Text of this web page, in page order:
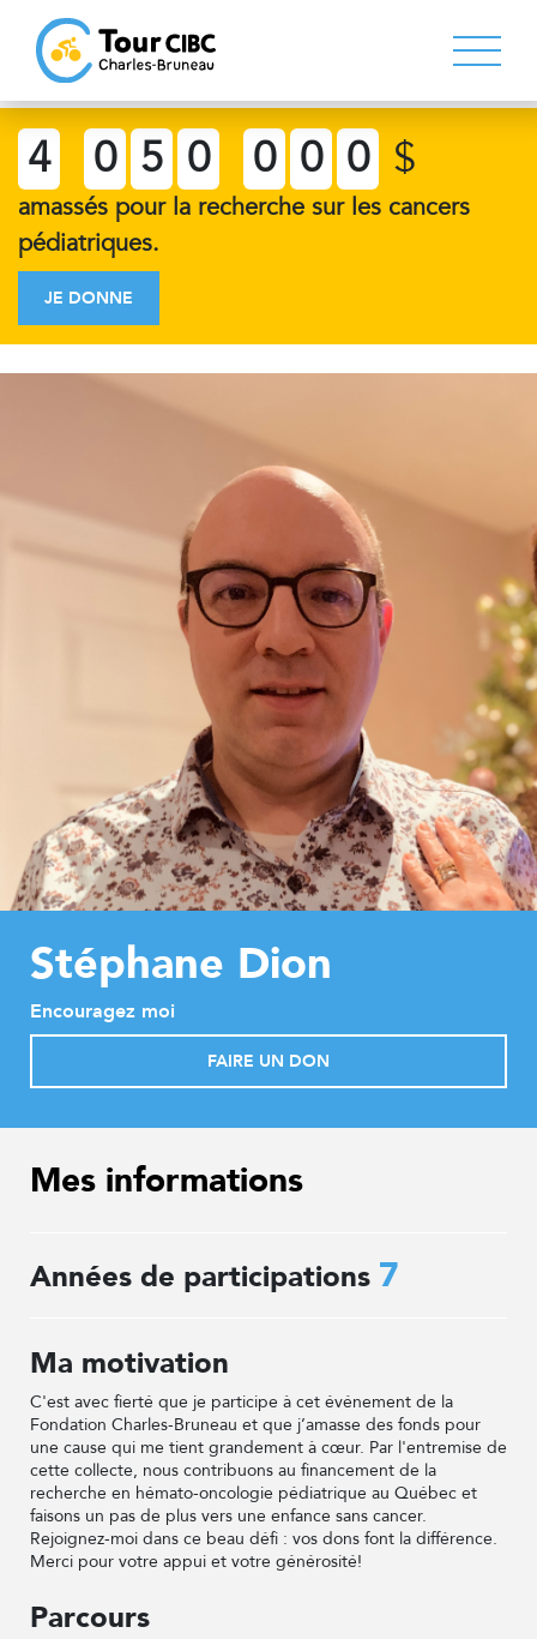
4 0 5 0 0 0 0 $
amassés pour la recherche sur les cancers
pédiatriques.
JE DONNE
Stéphane Dion
Encouragez moi
FAIRE UN DON
Mes informations
Années de participations 7
Ma motivation
C'est avec fierté que je participe à cet événement de la
Fondation Charles-Bruneau et que j’amasse des fonds pour
une cause qui me tient grandement à cœur. Par l'entremise de
cette collecte, nous contribuons au financement de la
recherche en hémato-oncologie pédiatrique au Québec et
faisons un pas de plus vers une enfance sans cancer.
Rejoignez-moi dans ce beau défi : vos dons font la différence.
Merci pour votre appui et votre générosité!
Parcours